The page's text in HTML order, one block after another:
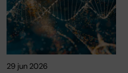
29 jun 2026